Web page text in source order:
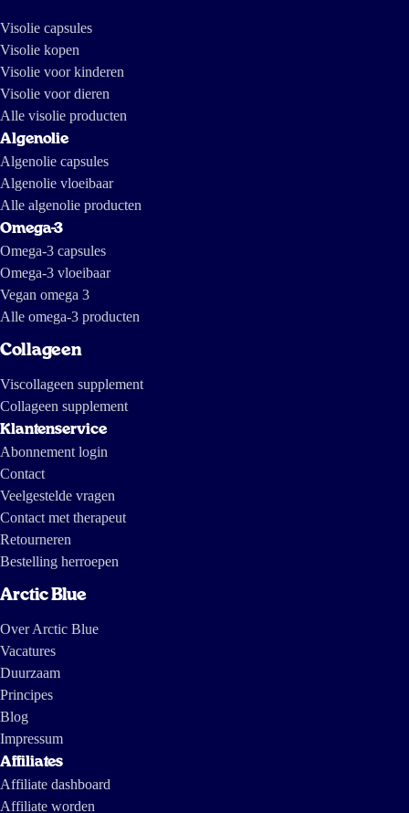
Visolie capsules
Visolie kopen
Visolie voor kinderen
Visolie voor dieren
Alle visolie producten
Algenolie
Algenolie capsules
Algenolie vloeibaar
Alle algenolie producten
Omega-3
Omega-3 capsules
Omega-3 vloeibaar
Vegan omega 3
Alle omega-3 producten
Collageen
Viscollageen supplement
Collageen supplement
Klantenservice
Abonnement login
Contact
Veelgestelde vragen
Contact met therapeut
Retourneren
Bestelling herroepen
Arctic Blue
Over Arctic Blue
Vacatures
Duurzaam
Principes
Blog
Impressum
Affiliates
Affiliate dashboard
Affiliate worden